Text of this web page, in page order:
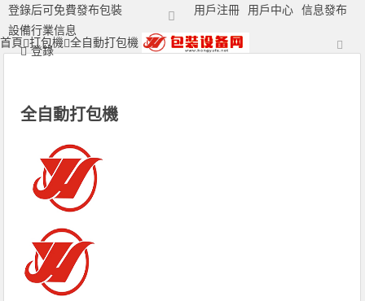
登錄后可免費發布包裝
設備行業信息
登錄
用戶注冊 用戶中心 信息發布
打包機|包裝機|封口機|封箱機|捆扎機|打標機|噴碼機|打碼機廠家
首頁 打包機 全自動打包機
全自動打包機